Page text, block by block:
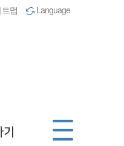
맵 Language